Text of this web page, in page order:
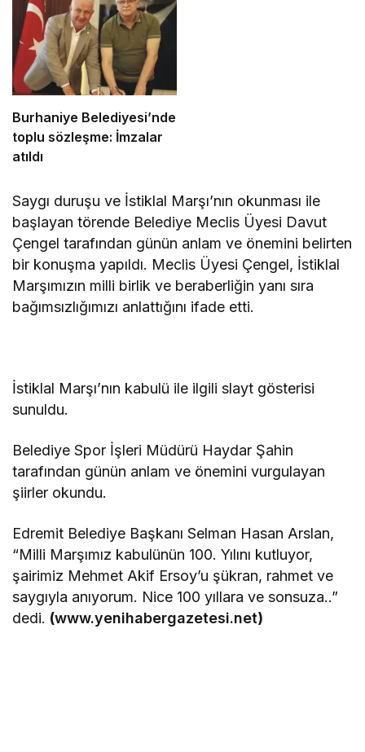
Burhaniye Belediyesi’nde
toplu sözleşme: İmzalar
atıldı
Saygı duruşu ve İstiklal Marşı’nın okunması ile
başlayan törende Belediye Meclis Üyesi Davut
Çengel tarafından günün anlam ve önemini belirten
bir konuşma yapıldı. Meclis Üyesi Çengel, İstiklal
Marşımızın milli birlik ve beraberliğin yanı sıra
bağımsızlığımızı anlattığını ifade etti.
İstiklal Marşı’nın kabulü ile ilgili slayt gösterisi
sunuldu.
Belediye Spor İşleri Müdürü Haydar Şahin
tarafından günün anlam ve önemini vurgulayan
şiirler okundu.
Edremit Belediye Başkanı Selman Hasan Arslan,
“Milli Marşımız kabulünün 100. Yılını kutluyor,
şairimiz Mehmet Akif Ersoy’u şükran, rahmet ve
saygıyla anıyorum. Nice 100 yıllara ve sonsuza..”
dedi. (www.yenihabergazetesi.net)